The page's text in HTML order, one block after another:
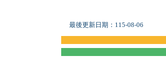
最後更新日期： 115-08-06